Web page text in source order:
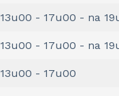
13u00 - 17u00 - na
13u00 - 17u00 - na
13u00 - 17u00